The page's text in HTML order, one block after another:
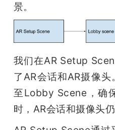
景。
我们在AR Setup
了AR会话和AR摄像
至Lobby Scene，确
时，AR会话和摄像头